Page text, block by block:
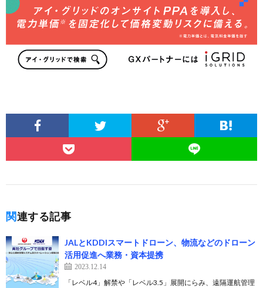
関連する記事
JALとKDDIスマートドローン、物流などのドローン
活用促進へ業務・資本提携
2023.12.14
「レベル4」解禁や「レベル3.5」展開にらみ、遠隔運航管理